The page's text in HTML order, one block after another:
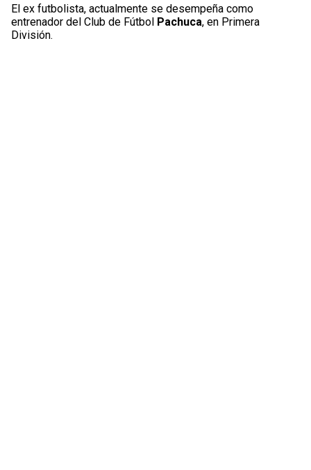
El ex futbolista, actualmente se desempeña como
entrenador del Club de Fútbol Pachuca, en Primera
División.